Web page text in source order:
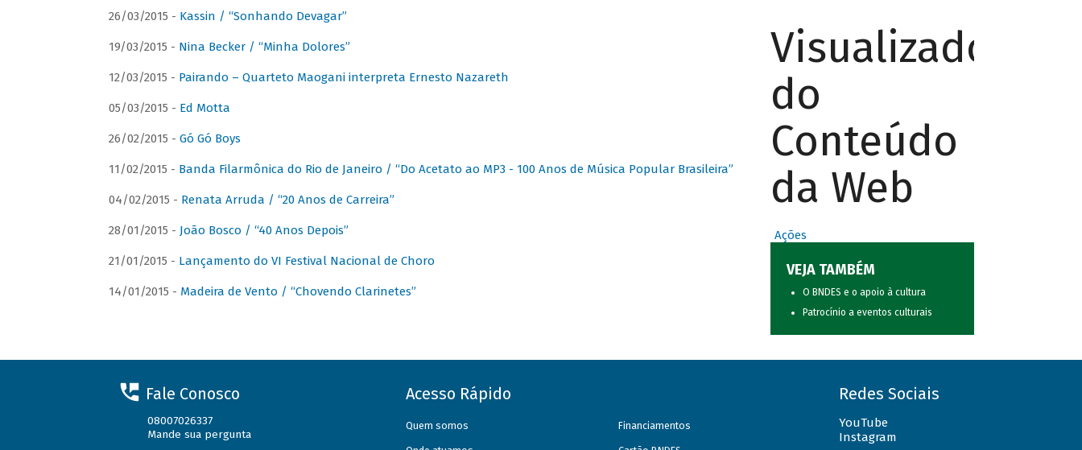
26/03/2015 - Kassin / “Sonhando Devagar”
19/03/2015 - Nina Becker / “Minha Dolores”
12/03/2015 - Pairando – Quarteto Maogani interpreta Ernesto Nazareth
05/03/2015 - Ed Motta
26/02/2015 - Gó Gó Boys
11/02/2015 - Banda Filarmônica do Rio de Janeiro / “Do Acetato ao MP3 - 100 Anos de Música Popular Brasileira”
04/02/2015 - Renata Arruda / “20 Anos de Carreira”
28/01/2015 - João Bosco / “40 Anos Depois”
21/01/2015 - Lançamento do VI Festival Nacional de Choro
14/01/2015 - Madeira de Vento / “Chovendo Clarinetes”
Visualizador
do
Conteúdo
da Web
Ações
VEJA TAMBÉM
O BNDES e o apoio à cultura
Patrocínio a eventos culturais
Fale Conosco
08007026337
Mande sua pergunta
Acesso Rápido
Quem somos Financiamentos
Redes Sociais
YouTube
Instagram